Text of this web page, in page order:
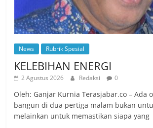
News Rubrik Spesial
KELEBIHAN ENERGI
2 Agustus 2026 Redaksi 0
Oleh: Ganjar Kurnia Terasjabar.co – Ada
bangun di dua pertiga malam bukan
melainkan untuk memastikan siapa yang